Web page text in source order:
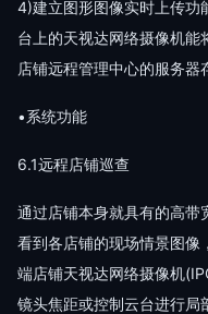
4)建立图形图像实时上传功
台上的天视达网络摄像机能
店铺远程管理中心的服务器
•系统功能
6.1远程店铺巡查
通过店铺本身就具有的高带
看到各店铺的现场情景图像
端店铺天视达网络摄像机
镜头焦距或控制云台进行局